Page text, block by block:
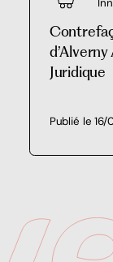
Juridique
Publié le